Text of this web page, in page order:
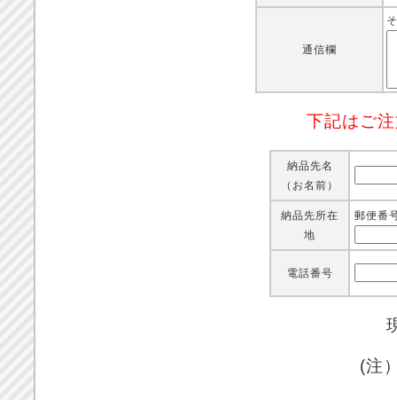
通信欄
下記はご
納品先名
（お名前）
納品先所在
地
郵便番
電話番号
(注